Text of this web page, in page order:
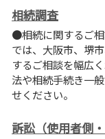
相続調査
●相続に関するご
では、大阪市、堺市
するご相談を幅広
法や相続手続き一
せください。
訴訟（使用者側・